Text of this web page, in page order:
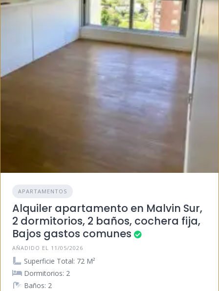
APARTAMENTOS
Alquiler apartamento en Malvin Sur,
2 dormitorios, 2 baños, cochera fija,
Bajos gastos comunes
AÑADIDO EL 11/05/2026
Superficie Total: 72 M²
Dormitorios: 2
Baños: 2